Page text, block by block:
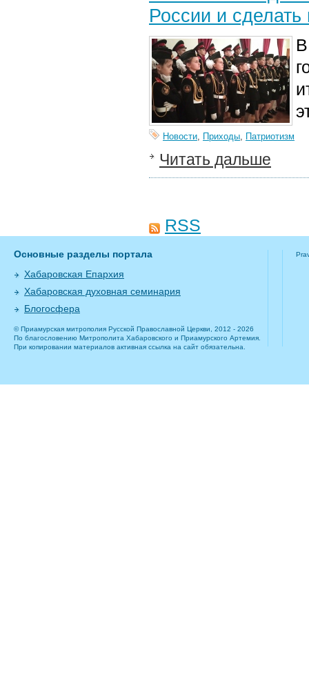
России и сделать
Новости, Приходы, Патриотизм
Читать дальше
RSS
Основные разделы портала
Хабаровская Епархия
Хабаровская духовная семинария
Блогосфера
© Приамурская митрополия Русской Православной Церкви, 2012 - 2026
По благословению Митрополита Хабаровского и Приамурского Артемия.
При копировании материалов активная ссылка на сайт обязательна.